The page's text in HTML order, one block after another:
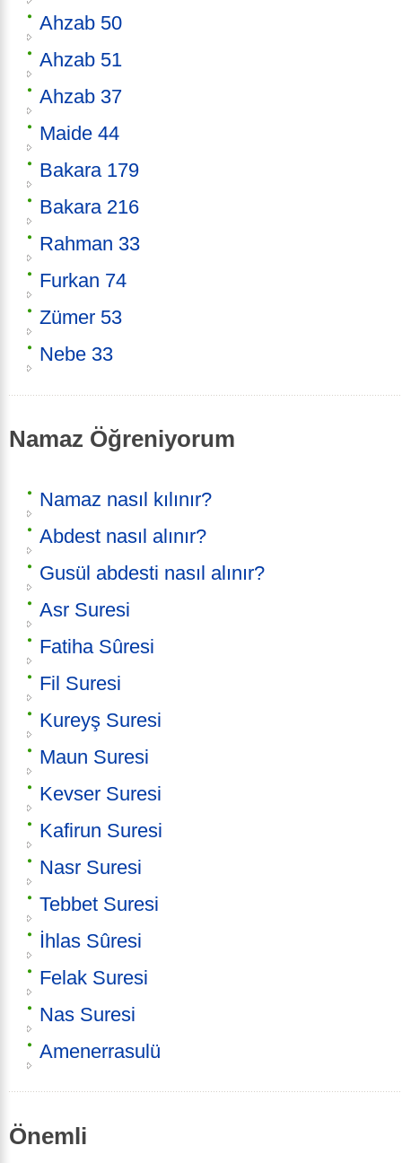
Ahzab 50
Ahzab 51
Ahzab 37
Maide 44
Bakara 179
Bakara 216
Rahman 33
Furkan 74
Zümer 53
Nebe 33
Namaz Öğreniyorum
Namaz nasıl kılınır?
Abdest nasıl alınır?
Gusül abdesti nasıl alınır?
Asr Suresi
Fatiha Sûresi
Fil Suresi
Kureyş Suresi
Maun Suresi
Kevser Suresi
Kafirun Suresi
Nasr Suresi
Tebbet Suresi
İhlas Sûresi
Felak Suresi
Nas Suresi
Amenerrasulü
Önemli